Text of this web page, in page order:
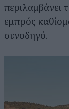
εμπρός
συνοδηγό.